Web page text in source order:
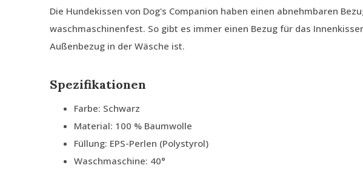
Die Hundekissen von Dog's Companion haben einen abnehmbaren
waschmaschinenfest. So gibt es immer einen Bezug für das
Außenbezug in der Wäsche ist.
Spezifikationen
Farbe: Schwarz
Material: 100 % Baumwolle
Füllung: EPS-Perlen (Polystyrol)
Waschmaschine: 40°